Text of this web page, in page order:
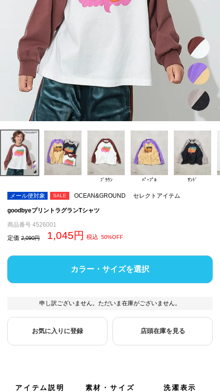
ﾌﾞﾗｳﾝ ﾊﾟｰﾌﾟﾙ ｻﾝﾄﾞ
メール便対象 SALE OCEAN&GROUND セレクトアイテム
goodbyeプリントラグランTシャツ
商品番号 4526001
定価 2,090 1,045 税込 50%OFF
カラー・サイズを選択
申し訳ございません。ただいま在庫がございません。
お気に入りに登録 店頭在庫を見る
アイテム説明 素材・サイズ 洗濯表示